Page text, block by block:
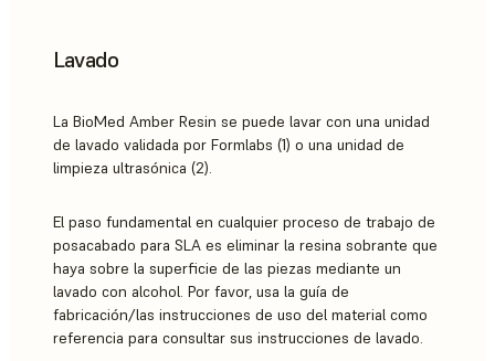
Lavado
La BioMed Amber Resin se puede lavar con una unidad
de lavado validada por Formlabs (1) o una unidad de
limpieza ultrasónica (2).
El paso fundamental en cualquier proceso de trabajo de
posacabado para SLA es eliminar la resina sobrante que
haya sobre la superficie de las piezas mediante un
lavado con alcohol. Por favor, usa la guía de
fabricación/las instrucciones de uso del material como
referencia para consultar sus instrucciones de lavado.